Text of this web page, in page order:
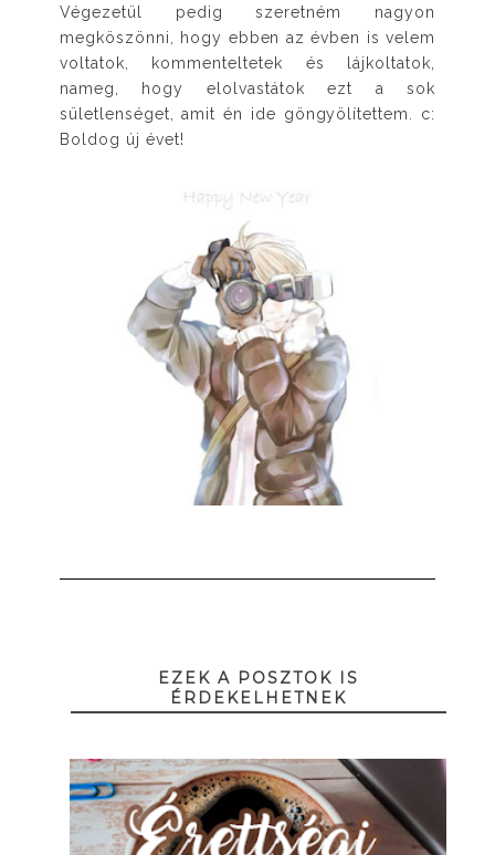
Végezetül pedig szeretném nagyon
megköszönni, hogy ebben az évben is velem
voltatok, kommenteltetek és lájkoltatok,
nameg, hogy elolvastátok ezt a sok
sületlenséget, amit én ide göngyölítettem. c:
Boldog új évet!
EZEK A POSZTOK IS
ÉRDEKELHETNEK